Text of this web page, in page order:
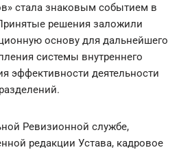
стала знаковым событием в
решения заложили
основу для дальнейшего
системы внутреннего
эффективности деятельности
Ревизионной службе,
редакции Устава, кадровое